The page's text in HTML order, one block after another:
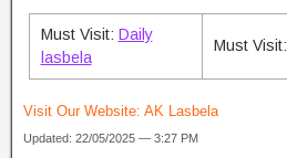
Must Visit: Daily
lasbela
Must Visit:
Visit Our Website: AK Lasbela
Updated: 22/05/2025 — 3:27 PM